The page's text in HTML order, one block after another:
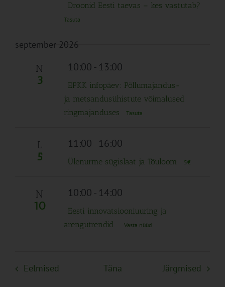
Droonid Eesti taevas – kes vastutab?
Tasuta
september 2026
N
3
10:00- 13:00
EPKK infopäev: Põllumajandus-
ja metsandusühistute võimalused
ringmajanduses
Tasuta
L
5
11:00- 16:00
Ülenurme sügislaat ja Tõuloom 5€
N
10
10:00- 14:00
Eesti innovatsiooniuuring ja
arengutrendid
Vasta nüüd
Eelmised SündmusedTäna Järgmised